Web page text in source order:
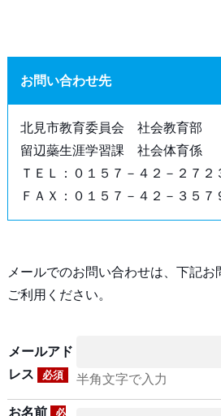
お問い合わせ先
北見市教育委員会 社会教育部
留辺蘂生涯学習課 社会体育係
ＴＥＬ：０１５７－４２－２７２
ＦＡＸ：０１５７－４２－３５７
メールでのお問い合わせは、下記
ご利用ください。
メールアド
レス
必須 半角文字で入力
お名前 必